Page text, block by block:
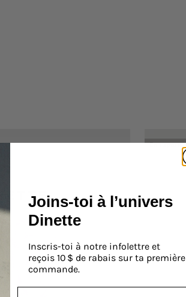
En rupture
Joins-toi à l’univers
Dinette
Inscris-toi à notre infolettre et
reçois 10 $ de rabais sur ta première
commande.